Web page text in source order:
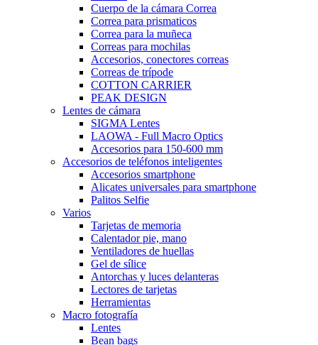
Cuerpo de la cámara Correa
Correa para prismaticos
Correa para la muñeca
Correas para mochilas
Accesorios, conectores correas
Correas de trípode
COTTON CARRIER
PEAK DESIGN
Lentes de cámara
SIGMA Lentes
LAOWA - Full Macro Optics
Accesorios para 150-600 mm
Accesorios de teléfonos inteligentes
Accesorios smartphone
Alicates universales para smartphone
Palitos Selfie
Varios
Tarjetas de memoria
Calentador pie, mano
Ventiladores de huellas
Gel de sílice
Antorchas y luces delanteras
Lectores de tarjetas
Herramientas
Macro fotografía
Lentes
Bean bags